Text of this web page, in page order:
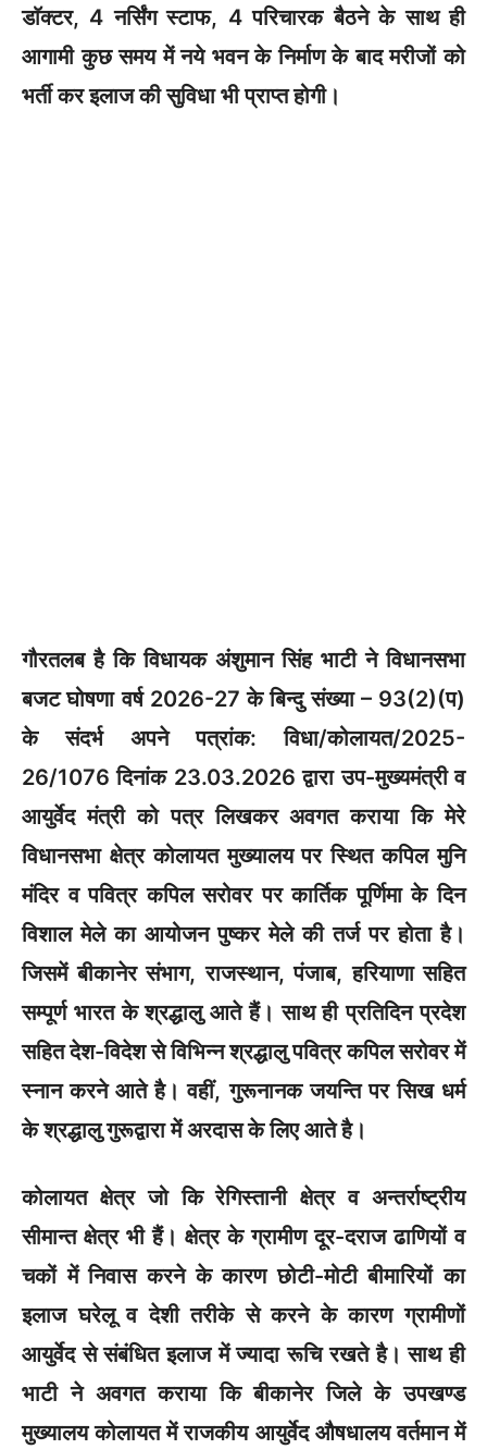
डाॅक्टर, 4 नर्सिंग स्टाफ, 4 परिचारक बैठने के साथ ही
आगामी कुछ समय में नये भवन के निर्माण के बाद मरीजों को
भर्ती कर इलाज की सुविधा भी प्राप्त होगी।
गौरतलब है कि विधायक अंशुमान सिंह भाटी ने विधानसभा
बजट घोषणा वर्ष 2026-27 के बिन्दु संख्या – 93(2)(प)
के संदर्भ अपने पत्रांक: विधा/कोलायत/2025-
26/1076 दिनांक 23.03.2026 द्वारा उप-मुख्यमंत्री व
आयुर्वेद मंत्री को पत्र लिखकर अवगत कराया कि मेरे
विधानसभा क्षेत्र कोलायत मुख्यालय पर स्थित कपिल मुनि
मंदिर व पवित्र कपिल सरोवर पर कार्तिक पूर्णिमा के दिन
विशाल मेले का आयोजन पुष्कर मेले की तर्ज पर होता है।
जिसमें बीकानेर संभाग, राजस्थान, पंजाब, हरियाणा सहित
सम्पूर्ण भारत के श्रद्धालु आते हैं। साथ ही प्रतिदिन प्रदेश
सहित देश-विदेश से विभिन्न श्रद्धालु पवित्र कपिल सरोवर में
स्नान करने आते है। वहीं, गुरूनानक जयन्ति पर सिख धर्म
के श्रद्धालु गुरूद्वारा में अरदास के लिए आते है।
कोलायत क्षेत्र जो कि रेगिस्तानी क्षेत्र व अन्तर्राष्ट्रीय
सीमान्त क्षेत्र भी हैं। क्षेत्र के ग्रामीण दूर-दराज ढाणियों व
चकों में निवास करने के कारण छोटी-मोटी बीमारियों का
इलाज घरेलू व देशी तरीके से करने के कारण ग्रामीणों
आयुर्वेद से संबंधित इलाज में ज्यादा रूचि रखते है। साथ ही
भाटी ने अवगत कराया कि बीकानेर जिले के उपखण्ड
मुख्यालय कोलायत में राजकीय आयुर्वेद औषधालय वर्तमान में